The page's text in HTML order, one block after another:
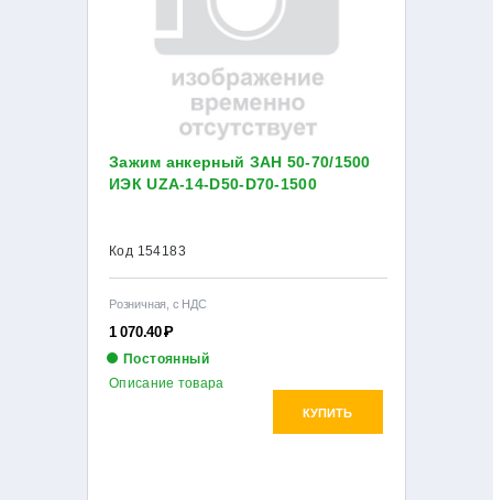
Зажим анкерный ЗАН 50-70/1500
ИЭК UZA-14-D50-D70-1500
Код 154183
Розничная, с НДС
1 070.40Р
Постоянный
КУПИТЬ
Описание товара